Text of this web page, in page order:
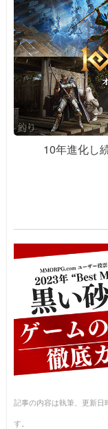
10年進化し続
記事の内容は執筆、更新日
す。